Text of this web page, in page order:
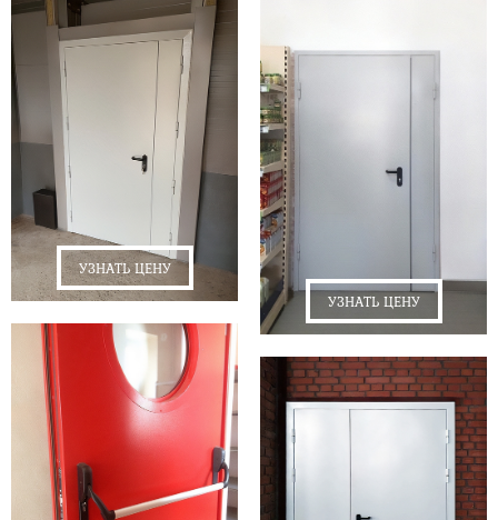
УЗНАТЬ ЦЕНУ
УЗНАТЬ ЦЕНУ